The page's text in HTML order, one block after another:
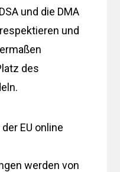
und die DMA
und
des
EU online
werden von